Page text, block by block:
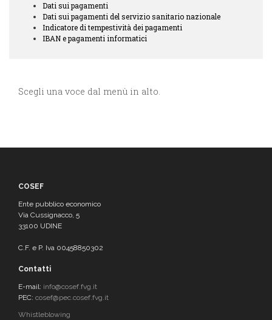
Trasparenza
submenu
Dati sui pagamenti
Dati sui pagamenti del servizio sanitario nazionale
Indicatore di tempestività dei pagamenti
IBAN e pagamenti informatici
Scegli una voce dal menù in alto.
COSEF
Ente pubblico economico
Via Cussignacco, 5
33100 UDINE
C.F. e P. Iva 00458850302
Contatti
E-mail: info@cosef.fvg.it
PEC: cosef@pec.cosef.fvg.it
Whistleblowing